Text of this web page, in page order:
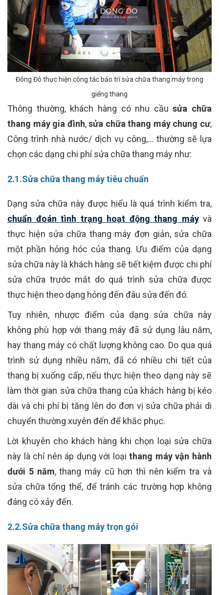
Đông Đô thực hiện công tác bảo trì sửa chữa thang máy trong
giếng thang
Thông thường, khách hàng có nhu cầusửa chữa
thang máy gia đình,sửa chữa thang máy chung cư,
Công trình nhà nước/ dịch vụ công,… thường sẽ lựa
chọn các dạng chi phí sửa chữa thang máy như:
2.1.Sửa chữa thang máy tiêu chuẩn
Dạng sửa chữa này được hiểu là quá trình kiểm tra,
chuẩn đoán tình trạng hoạt động thang máyvà
thực hiện sửa chữa thang máy đơn giản, sửa chữa
một phần hỏng hóc của thang. Ưu điểm của dạng
sửa chữa này là khách hàng sẽ tiết kiệm được chi phí
sửa chữa trước mắt do quá trình sửa chữa được
thực hiện theo dạng hỏng đến đâu sửa đến đó.
Tuy nhiên, nhược điểm của dạng sửa chữa này
không phù hợp với thang máy đã sử dụng lâu năm,
hay thang máy có chất lượng không cao. Do qua quá
trình sử dụng nhiều năm, đã có nhiều chi tiết của
thang bị xuống cấp, nếu thực hiện theo dạng này sẽ
làm thời gian sửa chữa thang của khách hàng bị kéo
dài và chi phí bị tăng lên do đơn vị sửa chữa phải di
chuyển thường xuyên đến để khắc phục.
Lời khuyên cho khách hàng khi chọn loại sửa chữa
này là chỉ nên áp dụng với loạithang máy vận hành
dưới 5 năm, thang máy cũ hơn thì nên kiểm tra và
sửa chữa tổng thể, để tránh các trường hợp không
đáng có xảy đến.
2.2.Sửa chữa thang máy trọn gói